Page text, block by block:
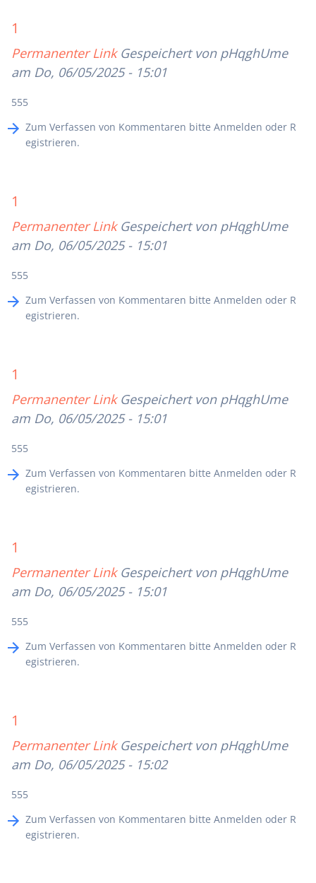
1
Permanenter Link Gespeichert von pHqghUme
am Do, 06/05/2025 - 15:01
555
Zum Verfassen von Kommentaren bitte Anmelden oder R
egistrieren.
1
Permanenter Link Gespeichert von pHqghUme
am Do, 06/05/2025 - 15:01
555
Zum Verfassen von Kommentaren bitte Anmelden oder R
egistrieren.
1
Permanenter Link Gespeichert von pHqghUme
am Do, 06/05/2025 - 15:01
555
Zum Verfassen von Kommentaren bitte Anmelden oder R
egistrieren.
1
Permanenter Link Gespeichert von pHqghUme
am Do, 06/05/2025 - 15:01
555
Zum Verfassen von Kommentaren bitte Anmelden oder R
egistrieren.
1
Permanenter Link Gespeichert von pHqghUme
am Do, 06/05/2025 - 15:02
555
Zum Verfassen von Kommentaren bitte Anmelden oder R
egistrieren.